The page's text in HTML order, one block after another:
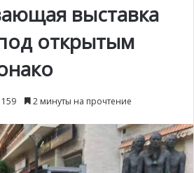
выставка
открытым
159 2 минуты на прочтение